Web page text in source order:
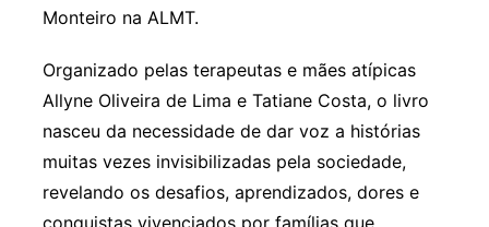
Monteiro na ALMT.
Organizado pelas terapeutas e mães atípicas
Allyne Oliveira de Lima e Tatiane Costa, o livro
nasceu da necessidade de dar voz a histórias
muitas vezes invisibilizadas pela sociedade,
revelando os desafios, aprendizados, dores e